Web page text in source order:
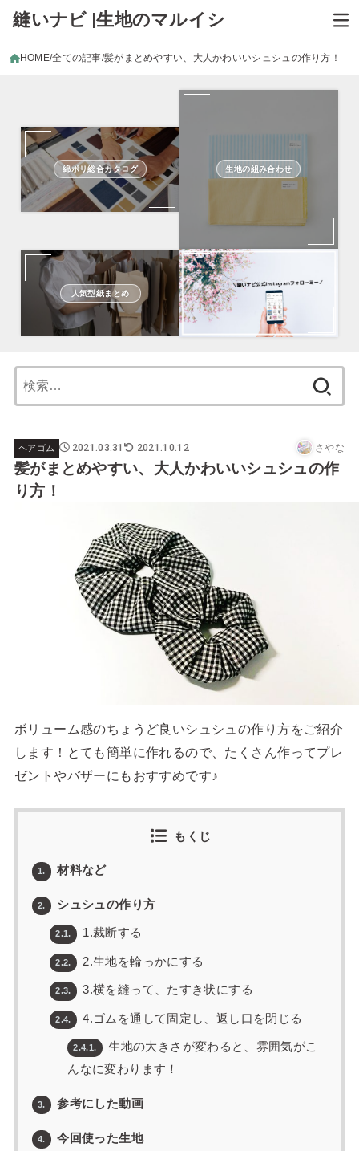
縫いナビ |生地のマルイシ
HOME 全ての記事 髪がまとめやすい、大人かわいいシュシュの作り方！
綿ポリ総合カタログ 生地の組み合わせ
人気型紙まとめ
索:
ヘアゴム 2021.03.31 2021.10.12 さやな
髪がまとめやすい、大人かわいいシュシュの作
り方！
ボリューム感のちょうど良いシュシュの作り方をご紹介
します！とても簡単に作れるので、たくさん作ってプレ
ゼントやバザーにもおすすめです♪
もくじ
1. 材料など
2. シュシュの作り方
2.1. 1.裁断する
2.2. 2.生地を輪っかにする
2.3. 3.横を縫って、たすき状にする
2.4. 4.ゴムを通して固定し、返し口を閉じる
2.4.1.
生地の大きさが変わると、雰囲気がこ
んなに変わります！
3. 参考にした動画
4. 今回使った生地